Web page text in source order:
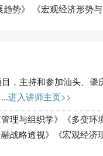
势》 《宏观经济形势
，主持和参加汕头、肇庆
进入讲师主页>>
理与组织学》《多变环
战略透视》《宏观经济